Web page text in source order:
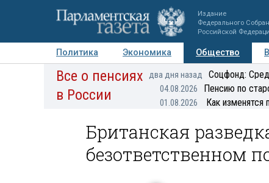
Издание
Федерального
Российской
Политика Экономика Общество
Авторы Персоны Мнения Регионы
Все о пенсиях
в России
два дня назад Соцфонд:
04.08.2026 Пенсию по
01.08.2026 Как изменятся
Британская
безответственном